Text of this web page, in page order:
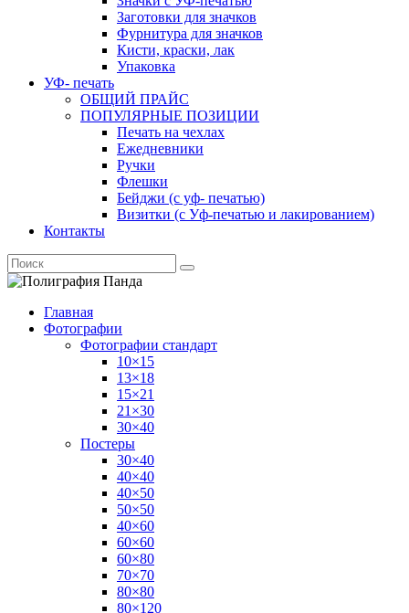
Заготовки для значков
Фурнитура для значков
Кисти, краски, лак
Упаковка
УФ- печать
ОБЩИЙ ПРАЙС
ПОПУЛЯРНЫЕ ПОЗИЦИИ
Печать на чехлах
Ежедневники
Ручки
Флешки
Бейджи (с уф- печатью)
Визитки (с Уф-печатью и лакированием)
Контакты
Главная
Фотографии
Фотографии стандарт
10×15
13×18
15×21
21×30
30×40
Постеры
30×40
40×40
40×50
50×50
40×60
60×60
60×80
70×70
80×80
80×120